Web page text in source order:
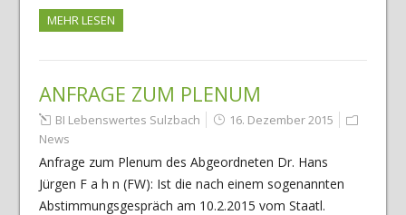
MEHR LESEN
ANFRAGE ZUM PLENUM
BI Lebenswertes Sulzbach
16. Dezember 2015
News
Anfrage zum Plenum des Abgeordneten Dr. Hans
Jürgen F a h n (FW): Ist die nach einem sogenannten
Abstimmungsgespräch am 10.2.2015 vom Staatl.